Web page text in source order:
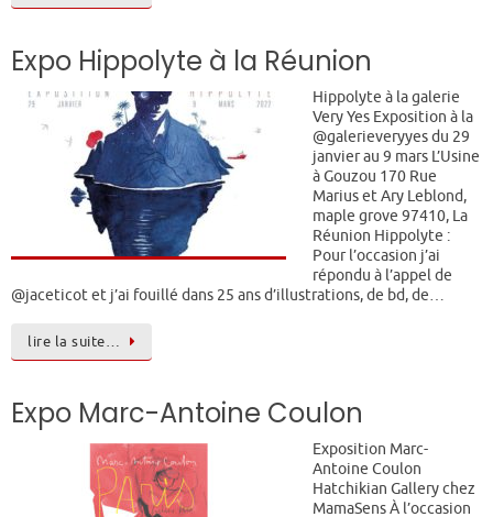
Expo Hippolyte à la Réunion
Hippolyte à la galerie
Very Yes Exposition à la
@galerieveryyes du 29
janvier au 9 mars L’Usine
à Gouzou 170 Rue
Marius et Ary Leblond,
maple grove 97410, La
Réunion Hippolyte :
Pour l’occasion j’ai
répondu à l’appel de
@jaceticot et j’ai fouillé dans 25 ans d’illustrations, de bd, de…
lire la suite…
Expo Marc-Antoine Coulon
Exposition Marc-
Antoine Coulon
Hatchikian Gallery chez
MamaSens À l’occasion